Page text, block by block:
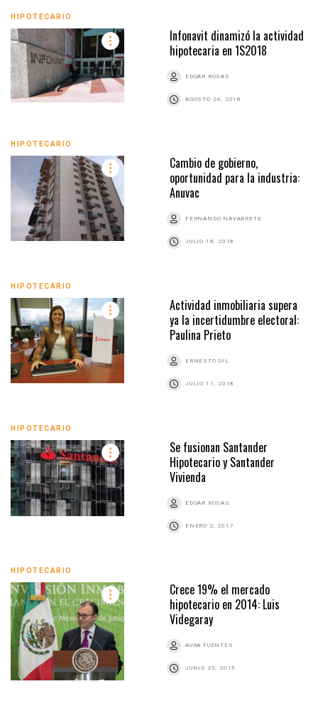
HIPOTECARIO
Infonavit dinamizó la actividad
hipotecaria en 1S2018
EDGAR ROSAS
AGOSTO 24, 2018
HIPOTECARIO
Cambio de gobierno,
oportunidad para la industria:
Anuvac
FERNANDO NAVARRETE
JULIO 18, 2018
HIPOTECARIO
Actividad inmobiliaria supera
ya la incertidumbre electoral:
Paulina Prieto
ERNESTO GIL
JULIO 11, 2018
HIPOTECARIO
Se fusionan Santander
Hipotecario y Santander
Vivienda
EDGAR ROSAS
ENERO 2, 2017
HIPOTECARIO
Crece 19% el mercado
hipotecario en 2014: Luis
Videgaray
AURA FUENTES
JUNIO 25, 2015